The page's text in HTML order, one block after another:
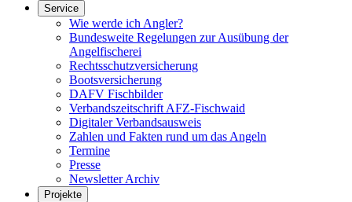
Service
Wie werde ich Angler?
Bundesweite Regelungen zur Ausübung der
Angelfischerei
Rechtsschutzversicherung
Bootsversicherung
DAFV Fischbilder
Verbandszeitschrift AFZ-Fischwaid
Digitaler Verbandsausweis
Zahlen und Fakten rund um das Angeln
Termine
Presse
Newsletter Archiv
Projekte